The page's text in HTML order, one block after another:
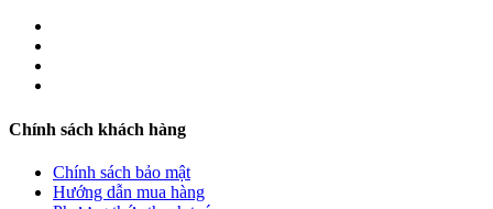
Chính sách khách hàng
Chính sách bảo mật
Hướng dẫn mua hàng